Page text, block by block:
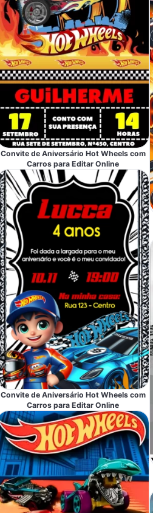
Convite de Aniversário Hot Wheels com
Carros para Editar Online
Convite de Aniversário Hot Wheels com
Carros para Editar Online